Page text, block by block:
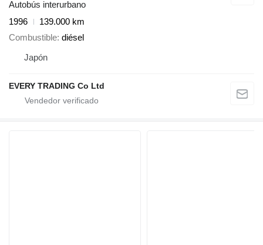
Autobús interurbano
1996
139.000 km
Combustible diésel
Japón
EVERY TRADING Co Ltd